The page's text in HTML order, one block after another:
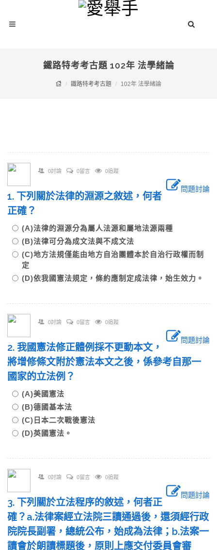
鐵路特考考古題 102年 法學緒論
鐵路特考考古題 102年 法學緒論
0討論 0留言 0追蹤
問題討論
1. 下列關於法律的淵源之敘述，何者
正確？
(A)法律的淵源分為屬人法源和屬地法源兩種
(B)法律可分為成文法與不成文法
(C)地方法規僅能由地方自治團體本於自治行政權而制
定
(D)依我國憲法規定，條約應制定成法律，始生效力。
0討論 0留言 0追蹤
問題討論
2. 我國憲法修正體例採不更動本文，
將增修條文附於憲法本文之後，係參考自那一
國家的立法例？
(A)美國憲法
(B)德國基本法
(C)日本二次戰後憲法
(D)英國憲法。
0討論 0留言 0追蹤
問題討論
3. 下列關於立法程序的敘述，何者正
確？a.法律案經立法院三讀通過後，還須經行政
院院長副署，總統公布，始成為法律；b.法案一
讀會於朗讀標題後，原則上應交付委員會審